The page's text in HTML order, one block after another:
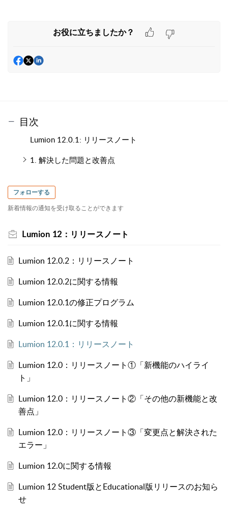
お役に立ちましたか？
目次
Lumion 12.0.1: リリースノート
1. 解決した問題と改善点
フォローする
新着情報の通知を受け取ることができます
Lumion 12：リリースノート
Lumion 12.0.2：リリースノート
Lumion 12.0.2に関する情報
Lumion 12.0.1の修正プログラム
Lumion 12.0.1に関する情報
Lumion 12.0.1：リリースノート
Lumion 12.0：リリースノート①「新機能のハイライ
ト」
Lumion 12.0：リリースノート②「その他の新機能と改
善点」
Lumion 12.0：リリースノート③「変更点と解決された
エラー」
Lumion 12.0に関する情報
Lumion 12 Student版とEducational版リリースのお知ら
せ